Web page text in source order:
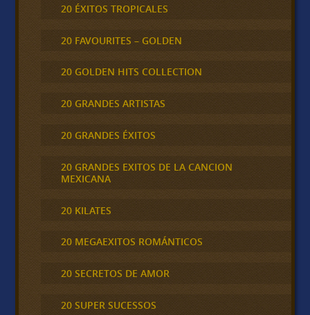
20 ÉXITOS TROPICALES
20 FAVOURITES – GOLDEN
20 GOLDEN HITS COLLECTION
20 GRANDES ARTISTAS
20 GRANDES ÉXITOS
20 GRANDES EXITOS DE LA CANCION
MEXICANA
20 KILATES
20 MEGAEXITOS ROMÁNTICOS
20 SECRETOS DE AMOR
20 SUPER SUCESSOS